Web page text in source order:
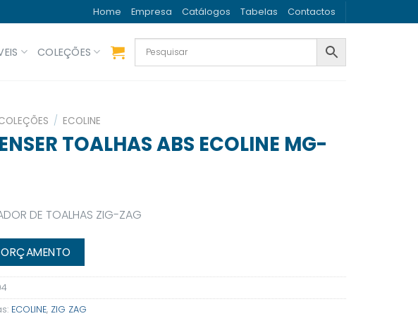
Home Empresa Catálogos Tabelas Contactos
COLEÇÕES
/ ECOLINE
TOALHAS ABS ECOLINE MG-
DE TOALHAS ZIG-ZAG
ORÇAMENTO
ECOLINE, ZIG ZAG